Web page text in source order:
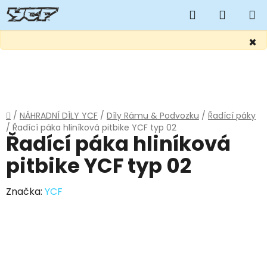
×
Hledat
KOŠÍK
Domů
/ NÁHRADNÍ DÍLY YCF / Díly Rámu & Podvozku / Řadící páky
/ Řadící páka hliníková pitbike YCF typ 02
Řadící páka hliníková
pitbike YCF typ 02
Značka: YCF